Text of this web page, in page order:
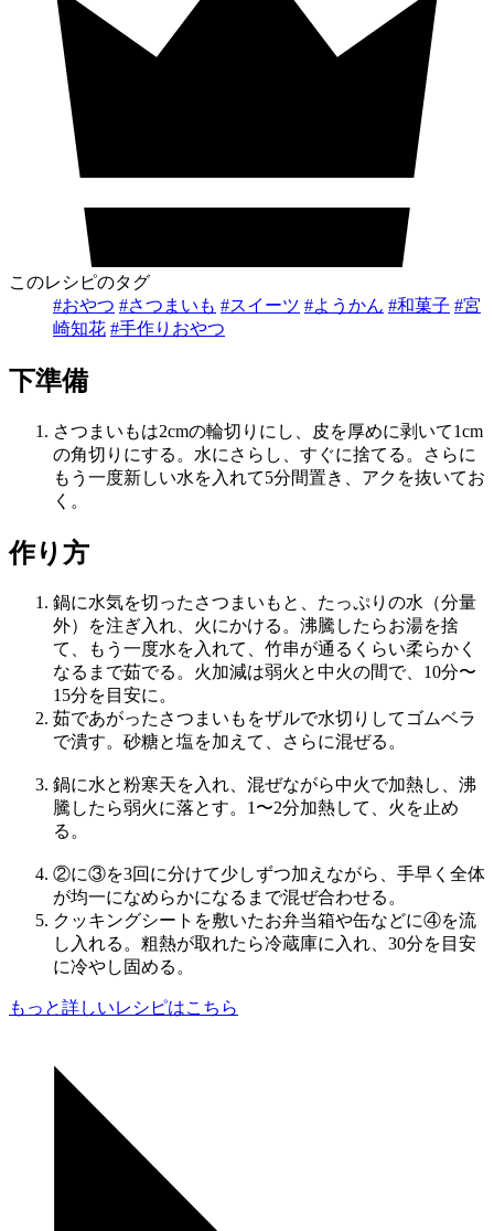
このレシピのタグ
#おやつ #さつまいも #スイーツ #ようかん #和菓子 #宮
崎知花 #手作りおやつ
下準備
さつまいもは2cmの輪切りにし、皮を厚めに剥いて1cm
の角切りにする。水にさらし、すぐに捨てる。さらに
もう一度新しい水を入れて5分間置き、アクを抜いてお
く。
作り方
鍋に水気を切ったさつまいもと、たっぷりの水（分量
外）を注ぎ入れ、火にかける。沸騰したらお湯を捨
て、もう一度水を入れて、竹串が通るくらい柔らかく
なるまで茹でる。火加減は弱火と中火の間で、10分〜
15分を目安に。
茹であがったさつまいもをザルで水切りしてゴムベラ
で潰す。砂糖と塩を加えて、さらに混ぜる。
鍋に水と粉寒天を入れ、混ぜながら中火で加熱し、沸
騰したら弱火に落とす。1〜2分加熱して、火を止め
る。
②に③を3回に分けて少しずつ加えながら、手早く全体
が均一になめらかになるまで混ぜ合わせる。
クッキングシートを敷いたお弁当箱や缶などに④を流
し入れる。粗熱が取れたら冷蔵庫に入れ、30分を目安
に冷やし固める。
もっと詳しいレシピはこちら